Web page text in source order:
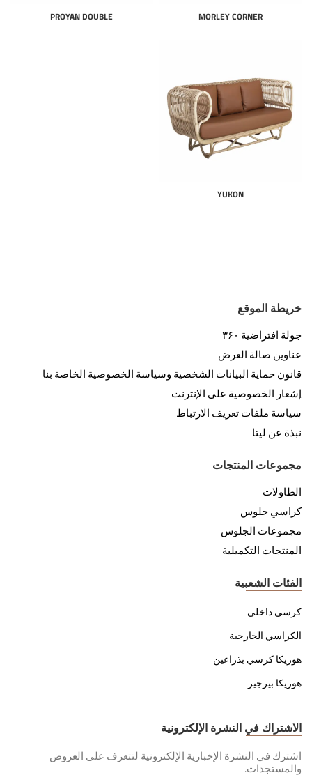
MORLEY CORNER
PROYAN DOUBLE
YUKON
خريطة الموقع
جولة افتراضية ۳۶۰
عناوين صالة العرض
قانون حماية البيانات الشخصية وسياسة الخصوصية الخاصة بنا
إشعار الخصوصية على الإنترنت
سياسة ملفات تعريف الارتباط
نبذة عن ليتا
مجموعات المنتجات
الطاولات
كراسي جلوس
مجموعات الجلوس
المنتجات التكميلية
الفئات الشعبية
كرسي داخلي
الكراسي الخارجية
هوريكا كرسي بذراعين
هوريكا بيرجير
الاشتراك في النشرة الإلكترونية
اشترك في النشرة الإخبارية الإلكترونية لتتعرف على العروض
والمستجدات.